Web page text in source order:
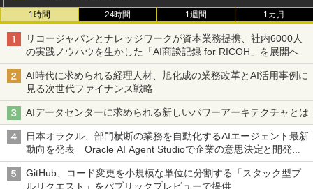
1時間 24時間 1週間 1カ月
リコージャパンとナレッジワークが資本業務提携、社内6000人
の実践ノウハウを生かした「AI商談記録 for RICOH」を展開へ
AI時代に求められる経理人材、旭化成の業務改革とAI活用事例に
見る次世代ファイナンス戦略
AIデータセンターに求められる新しいパワーアーキテクチャとは
日本オラクル、部門横断の業務を自動化するAIエージェント最新
動向を発表 Oracle AI Agent Studioで企業の意思決定と開発を
加速
GitHub、コード変更を小規模な単位に分割する「スタック型プ
ルリクエスト」をパブリックプレビューで提供